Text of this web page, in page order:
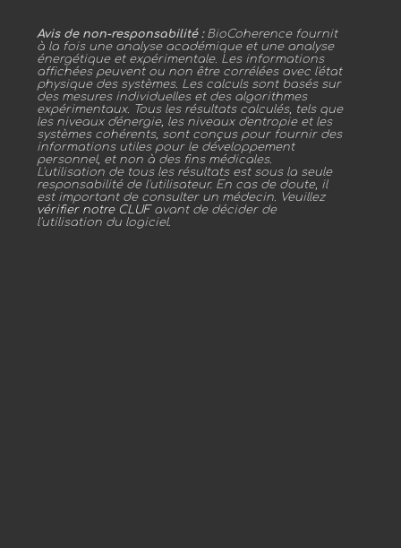
Avis de non-responsabilité :BioCoherence fournit
à la fois une analyse académique et une analyse
énergétique et expérimentale. Les informations
affichées peuvent ou non être corrélées avec l'état
physique des systèmes. Les calculs sont basés sur
des mesures individuelles et des algorithmes
expérimentaux. Tous les résultats calculés, tels que
les niveaux d'énergie, les niveaux d'entropie et les
systèmes cohérents, sont conçus pour fournir des
informations utiles pour le développement
personnel, et non à des fins médicales.
L'utilisation de tous les résultats est sous la seule
responsabilité de l'utilisateur. En cas de doute, il
est important de consulter un médecin. Veuillez
vérifier notre CLUFavant de décider de
l'utilisation du logiciel.